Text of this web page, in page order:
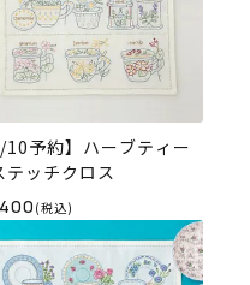
10予約】ハーブティー
テッチクロス
(税込)